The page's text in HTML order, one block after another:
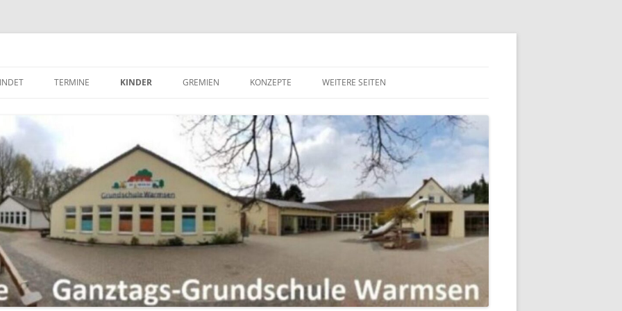
TERMINE KINDER
UNTERRICHTSZEITEN
LINKS FÜR KINDER
ZUSÄTZLICHE ANGEBOTE
GREMIEN
GRUNDSCHULE WARMSEN
GESAMTKONFERENZ
FACHKONFERENZEN
SCHULELTERNRAT
SCHÜLERRAT
KONZEPTE
BETREUUNGSKONZEPT
BRANDSCHUTZERZIEHUNG
BÜCHEREI
FÖRDERKONZEPT
GESUNDHEITSERZIEHUNG
WEITERE SEITEN
SAMTGEMEINDE UCHTE
THEWABO
SPORT UND GESUNDHEIT E.V.
MUSIZIERKREIS WARMSEN